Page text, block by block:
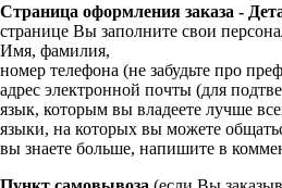
Страница оформления заказа -
странице Вы заполните свои
Имя, фамилия,
номер телефона (не забудьте про
адрес электронной почты (для
язык, которым вы владеете лучше
языки, на которых вы можете
вы знаете больше, напишите в